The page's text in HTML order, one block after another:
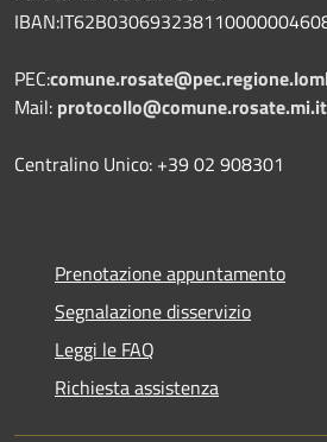
PEC:
Mail: protocollo@comune.rosate.mi.it
Centralino Unico: +39 02 908301
Prenotazione appuntamento
Segnalazione disservizio
Leggi le FAQ
Richiesta assistenza